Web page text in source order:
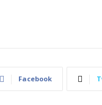
Facebook